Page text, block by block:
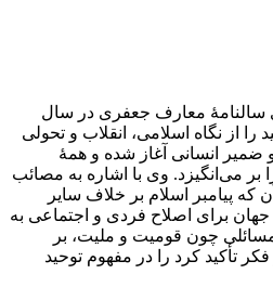
سالنامۀ معارف جعفری در سال
را از نگاه اسلامی، انقلاب و تحولی
انسانی آغاز شده و همۀ
بر می‌انگیزد. وی با اشاره به مصائب
پیامبر اسلام بر خلاف سایر
برای اصلاح فردی و اجتماعی به
چون قومیت و ملیت، بر
تأکید کرد را در مفهوم توحید